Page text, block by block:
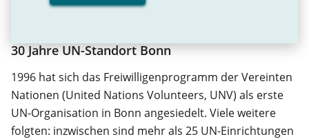
30 Jahre UN-Standort Bonn
1996 hat sich das Freiwilligenprogramm der Vereinten
Nationen (United Nations Volunteers, UNV) als erste
UN-Organisation in Bonn angesiedelt. Viele weitere
folgten: inzwischen sind mehr als 25 UN-Einrichtungen